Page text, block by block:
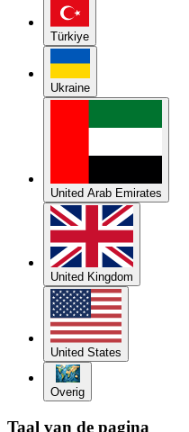
Türkiye
Ukraine
United Arab Emirates
United Kingdom
United States
Overig
Taal van de pagina